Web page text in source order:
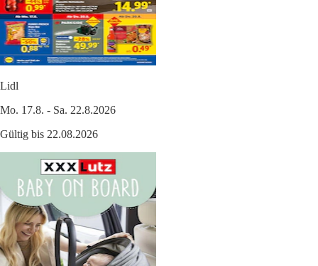
Lidl
Mo. 17.8. - Sa. 22.8.2026
Gültig bis 22.08.2026